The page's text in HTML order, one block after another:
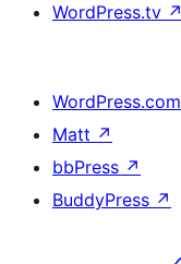
WordPress.tv ↗
WordPress.com
Matt ↗
bbPress ↗
BuddyPress ↗